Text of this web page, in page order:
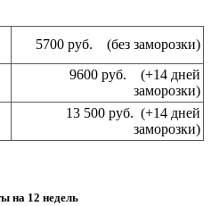
5700 руб. (без заморозки)
9600 руб. (+14 дней
заморозки)
13 500 руб. (+14 дней
заморозки)
на 12 недель